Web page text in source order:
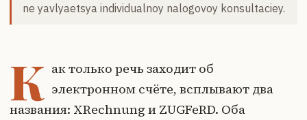
ne yavlyaetsya individualnoy nalogovoy konsultaciey.
К ак только речь заходит об
электронном счёте, всплывают два
названия: XRechnung и ZUGFeRD. Оба